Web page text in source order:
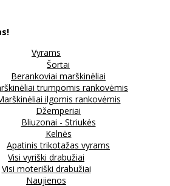
Vyrams
Šortai
Berankoviai marškinėliai
trumpomis rankovėmis
ilgomis rankovėmis
Džemperiai
Bliuzonai - Striukės
Kelnės
Apatinis trikotažas vyrams
Visi vyriški drabužiai
Visi moteriški drabužiai
Naujienos